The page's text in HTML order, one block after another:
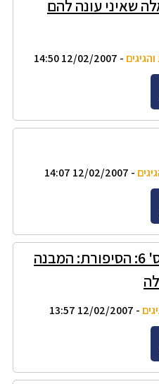
שאיני עונה להם
- 12/02/2007 14:50
- 12/02/2007 14:07
שיעור ספרות מס' 6: הסיפורת: המבנה
- 12/02/2007 13:57